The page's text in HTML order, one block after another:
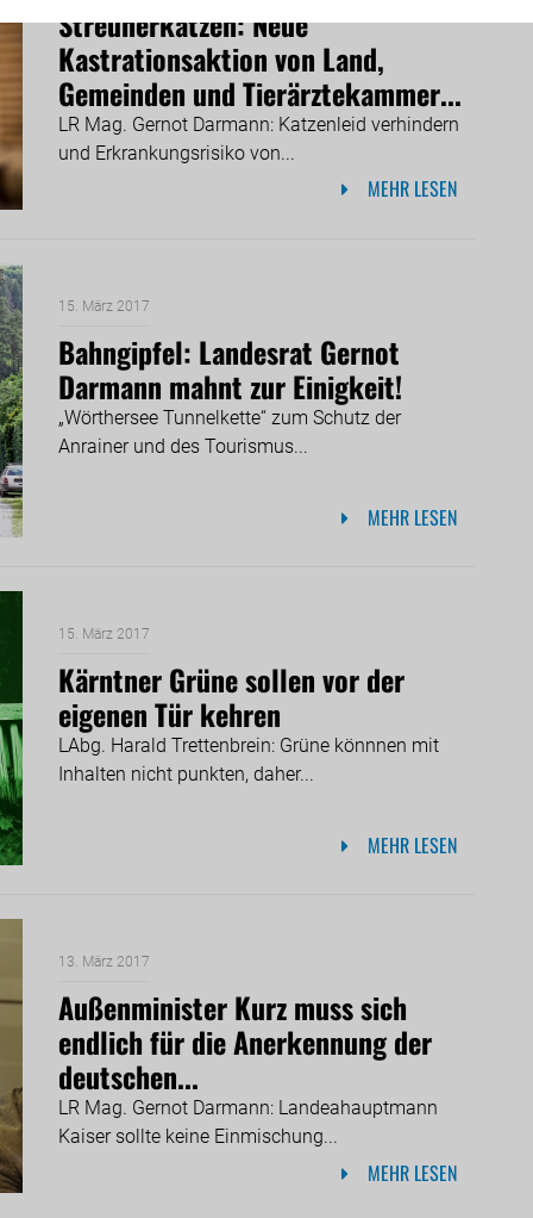
Streunerkatzen: Neue
Kastrationsaktion von Land,
Gemeinden und Tierärztekammer...
LR Mag. Gernot Darmann: Katzenleid verhindern
und Erkrankungsrisiko von...
MEHR LESEN
15. März 2017
Bahngipfel: Landesrat Gernot
Darmann mahnt zur Einigkeit!
„Wörthersee Tunnelkette“ zum Schutz der
Anrainer und des Tourismus...
MEHR LESEN
15. März 2017
Kärntner Grüne sollen vor der
eigenen Tür kehren
LAbg. Harald Trettenbrein: Grüne könnnen mit
Inhalten nicht punkten, daher...
MEHR LESEN
13. März 2017
Außenminister Kurz muss sich
endlich für die Anerkennung der
deutschen...
LR Mag. Gernot Darmann: Landeahauptmann
Kaiser sollte keine Einmischung...
MEHR LESEN